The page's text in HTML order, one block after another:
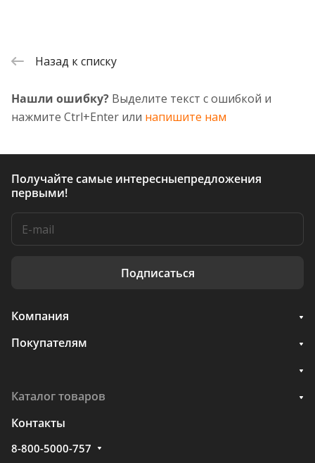
Назад к списку
Нашли ошибку? Выделите текст с ошибкой и
нажмите Ctrl+Enter или напишите нам
Получайте самые интересныепредложения
первыми!
Подписаться
Компания
Покупателям
Каталог товаров
Контакты
8-800-5000-757